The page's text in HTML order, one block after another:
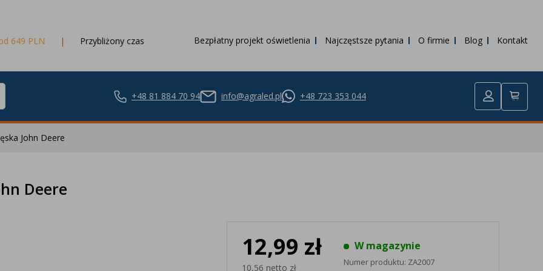
Przybliżony czas dostawy3 dni robocze Bezpłatny projekt oświetlenia Najczęstsze pytania O firmie Blog Kontakt
+48 81 884 70 94 info@agraled.pl +48 723 353 044
LED
John Deere
Deere
12,99 zł
10,56 netto zł
W magazynie
Numer produktu: ZA2007